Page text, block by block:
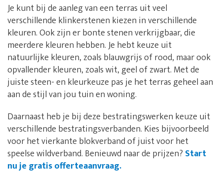
Je kunt bij de aanleg van een terras uit veel
verschillende klinkerstenen kiezen in verschillende
kleuren. Ook zijn er bonte stenen verkrijgbaar, die
meerdere kleuren hebben. Je hebt keuze uit
natuurlijke kleuren, zoals blauwgrijs of rood, maar ook
opvallender kleuren, zoals wit, geel of zwart. Met de
juiste steen- en kleurkeuze pas je het terras geheel aan
aan de stijl van jou tuin en woning.
Daarnaast heb je bij deze bestratingswerken keuze uit
verschillende bestratingsverbanden. Kies bijvoorbeeld
voor het vierkante blokverband of juist voor het
speelse wildverband. Benieuwd naar de prijzen? Start
nu je gratis offerteaanvraag.